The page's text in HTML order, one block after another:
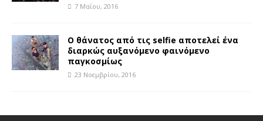
7 Μαΐου, 2016
Ο θάνατος από τις selfie αποτελεί ένα
διαρκώς αυξανόμενο φαινόμενο
παγκοσμίως
23 Νοεμβρίου, 2016